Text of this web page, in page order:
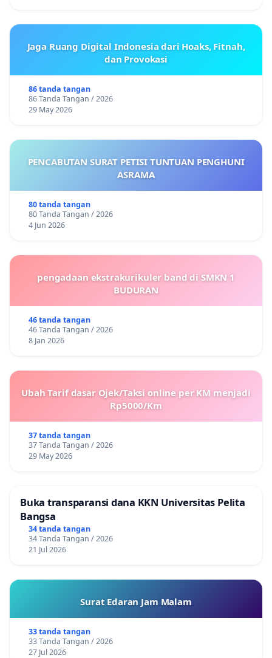
Jaga Ruang Digital Indonesia dari Hoaks, Fitnah,
dan Provokasi
86 tanda tangan
86 Tanda Tangan / 2026
29 May 2026
PENCABUTAN SURAT PETISI TUNTUAN PENGHUNI
ASRAMA
80 tanda tangan
80 Tanda Tangan / 2026
4 Jun 2026
pengadaan ekstrakurikuler band di SMKN 1
BUDURAN
46 tanda tangan
46 Tanda Tangan / 2026
8 Jan 2026
Ubah Tarif dasar Ojek/Taksi online per KM menjadi
Rp5000/Km
37 tanda tangan
37 Tanda Tangan / 2026
29 May 2026
Buka transparansi dana KKN Universitas Pelita
Bangsa
34 tanda tangan
34 Tanda Tangan / 2026
21 Jul 2026
Surat Edaran Jam Malam
33 tanda tangan
33 Tanda Tangan / 2026
27 Jul 2026